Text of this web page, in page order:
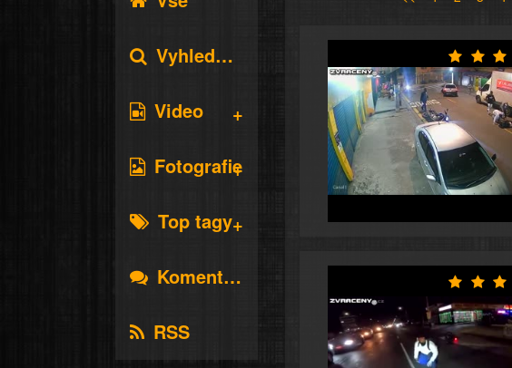
Vyhledávání
Video
Fotografie
Top tagy
Komentáře
RSS